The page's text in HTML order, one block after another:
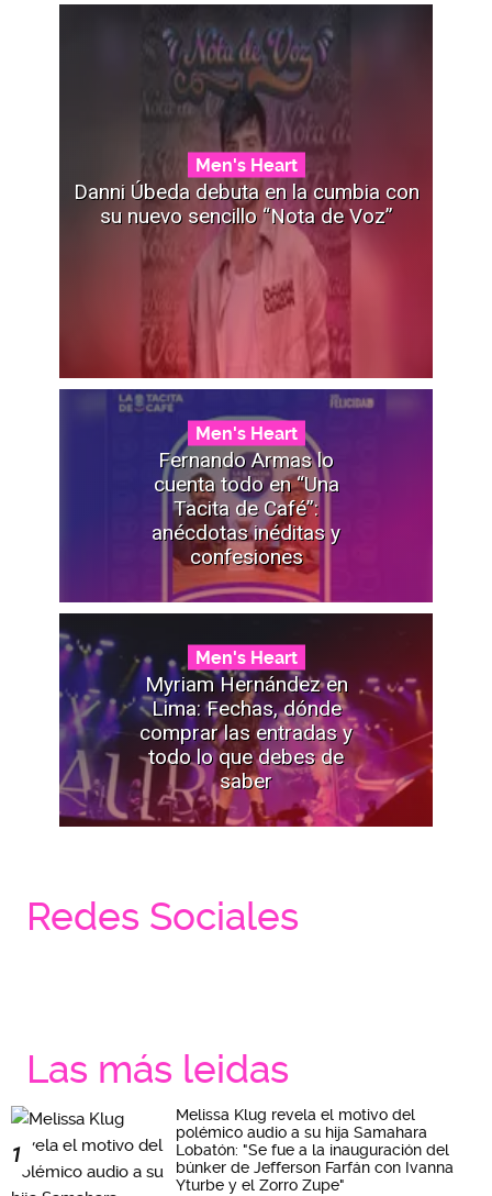
Men's Heart
Danni Úbeda debuta en la cumbia con
su nuevo sencillo “Nota de Voz”
Men's Heart
Fernando Armas lo
cuenta todo en “Una
Tacita de Café”:
anécdotas inéditas y
confesiones
Men's Heart
Myriam Hernández en
Lima: Fechas, dónde
comprar las entradas y
todo lo que debes de
saber
Redes Sociales
Las más leidas
1
Melissa Klug revela el motivo del
polémico audio a su hija Samahara
Lobatón: "Se fue a la inauguración del
búnker de Jefferson Farfán con Ivanna
Yturbe y el Zorro Zupe"